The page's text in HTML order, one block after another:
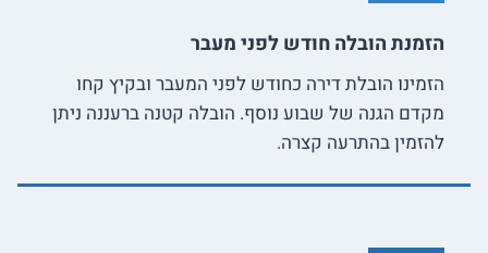
הזמנת הובלה חודש לפני מעבר
הזמינו הובלת דירה כחודש לפני המעבר ובקיץ קחו
מקדם הגנה של שבוע נוסף. הובלה קטנה ברעננה ניתן
להזמין בהתרעה קצרה.